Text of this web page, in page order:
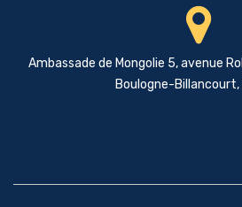
Ambassade de Mongolie 5, avenue
Boulogne-Billancourt,